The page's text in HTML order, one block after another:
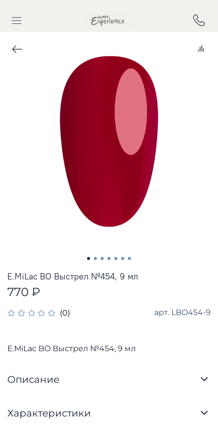
(0) арт. LBO454-9
E.MiLac BO Выстрел №454, 9 мл
770 ₽
E.MiLac BO Выстрел №454, 9 мл
Описание
Характеристики